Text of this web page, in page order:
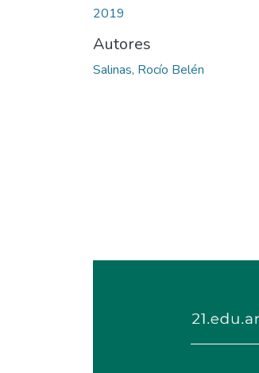
2019
Autores
Salinas, Rocío Belén